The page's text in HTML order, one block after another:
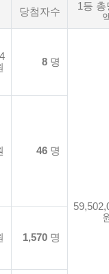
당첨자수
1등
8 명
46 명
1,570 명